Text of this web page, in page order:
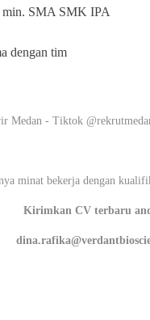
min. SMA SMK IPA
dengan tim
Medan - Tiktok
minat bekerja dengan
Kirimkan CV terbaru